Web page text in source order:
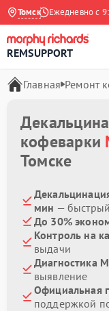
ТомскЕжедневно с
REMSUPPORT
Главная Ремонт
кофеварки
Томске
мин —
До 30%
Контроль на
выдачи
Диагностика
выявление
Официальная
поддержкой